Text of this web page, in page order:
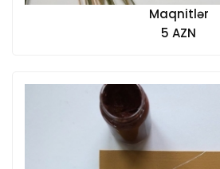
Maqnitlər
5 AZN